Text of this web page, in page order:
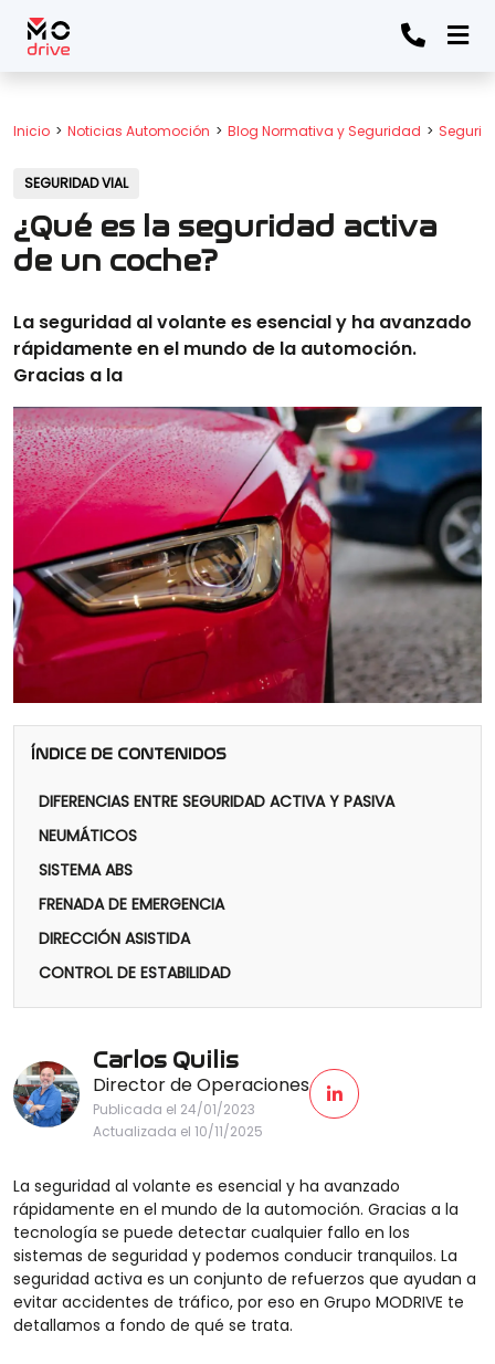
Inicio Noticias Automoción Blog Normativa y Seguridad
SEGURIDAD VIAL
¿Qué es la seguridad activa
de un coche?
La seguridad al volante es esencial y ha avanzado
rápidamente en el mundo de la automoción.
Gracias a la
ÍNDICE DE CONTENIDOS
DIFERENCIAS ENTRE SEGURIDAD ACTIVA Y PASIVA
NEUMÁTICOS
SISTEMA ABS
FRENADA DE EMERGENCIA
DIRECCIÓN ASISTIDA
CONTROL DE ESTABILIDAD
Carlos Quilis
Director de Operaciones
Publicada el 24/01/2023
Actualizada el 10/11/2025
La seguridad al volante es esencial y ha avanzado
rápidamente en el mundo de la automoción. Gracias a la
tecnología se puede detectar cualquier fallo en los
sistemas de seguridad y podemos conducir tranquilos. La
seguridad activa es un conjunto de refuerzos que ayudan a
evitar accidentes de tráfico, por eso en Grupo MODRIVE te
detallamos a fondo de qué se trata.